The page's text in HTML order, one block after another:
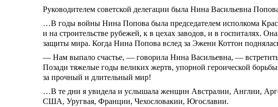
Руководителем советской делегации была Нина Васильевна
…В годы войны Нина Попова была председателем исполкома
и на строительстве рубежей, к в цехах заводов, и в госпиталях.
защиты мира. Когда Нина Попова вслед за Эжени Коттон
— Нам выпало счастье, — говорила Нина Васильевна, —
Позади тяжелые годы великих жертв, упорной героической
за прочный и длительный мир!
…В те дни я увидела и услышала женщин Австралии, Англии,
США, Уругвая, Франции, Чехословакии, Югославии.